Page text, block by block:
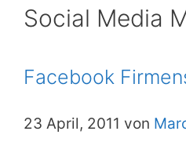
Social Media
Facebook
23 April, 2011 von